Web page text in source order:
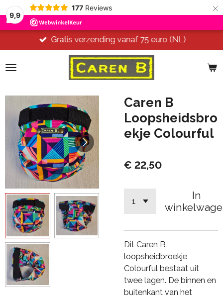
9,9
177 Reviews ×
Gratis verzending vanaf 75 euro (NL)
Caren B
Loopsheidsbro
ekje Colourful
€ 22,50
In
Dit Caren B
loopsheidbroekje
Colourful bestaat uit
twee lagen. De binnen en
buitenkant van het